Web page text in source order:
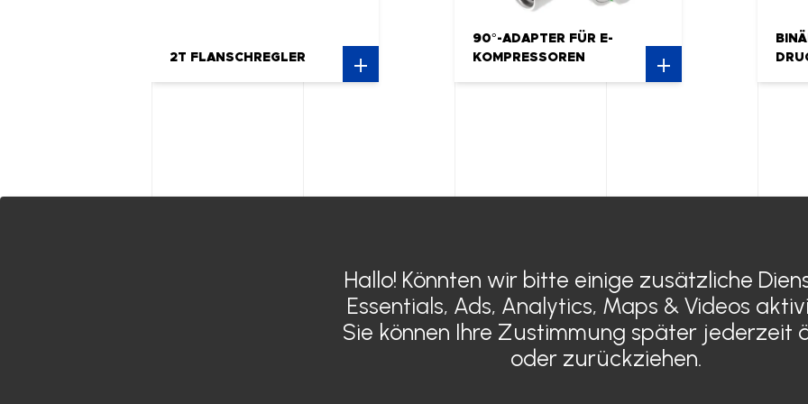
2T FLANSCHREGLER
90°-ADAPTER FÜR E-
KOMPRESSOREN
Kühlung
Elektroklimaanlage
Wasserheizungen
Elektroheizungen
Sensyo Luftduse
Hallo! Könnten wir bitte einige zusätzliche
Essentials, Ads, Analytics, Maps & Videos
Sie können Ihre Zustimmung später jederzeit
oder zurückziehen.